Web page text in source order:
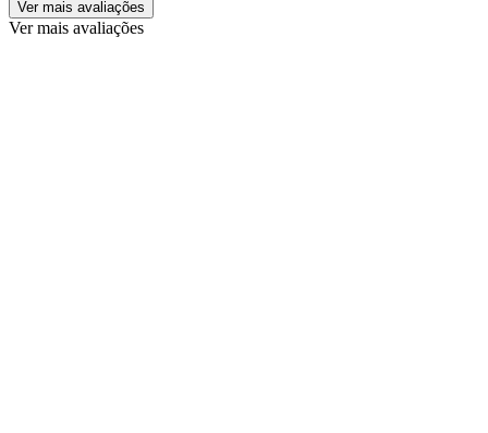
Ver mais avaliações
Ver mais avaliações